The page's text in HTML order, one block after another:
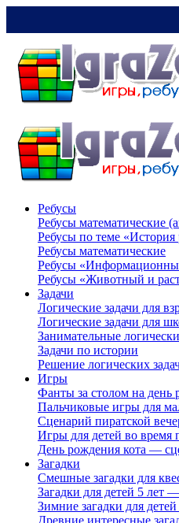
Ребусы
Ребусы математические
Ребусы по теме «История
Ребусы математические
Ребусы
Ребусы «Животный и
Задачи
Логические задачи для
Логические задачи для
Занимательные
Задачи по истории
Решение логических
Игры
Фанты за столом на день
Пальчиковые игры для
Сценарий пиратской
Игры для детей во время
День рождения кота —
Загадки
Смешные загадки для
Загадки для детей 5 лет
Зимние загадки для
Древние интересные